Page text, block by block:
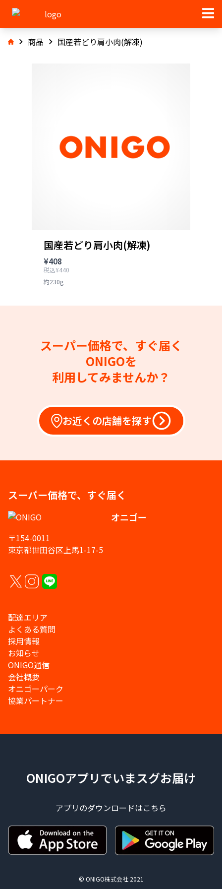
商品 国産若どり肩小肉(解凍)
国産若どり肩小肉(解凍)
¥408
税込¥440
約230g
スーパー価格で、すぐ届く
ONIGOを
利用してみませんか？
お近くの店舗を探す
スーパー価格で、すぐ届く
オニゴー
〒154-0011
東京都世田谷区上馬1-17-5
配達エリア
よくある質問
採用情報
お知らせ
ONIGO通信
会社概要
オニゴーパーク
協業パートナー
ONIGOアプリでいまスグお届け
アプリのダウンロードはこちら
© ONIGO株式会社 2021